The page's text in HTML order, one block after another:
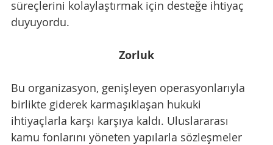
süreçlerini kolaylaştırmak için desteğe ihtiyaç
duyuyordu.
Zorluk
Bu organizasyon, genişleyen operasyonlarıyla
birlikte giderek karmaşıklaşan hukuki
ihtiyaçlarla karşı karşıya kaldı. Uluslararası
kamu fonlarını yöneten yapılarla sözleşmeler